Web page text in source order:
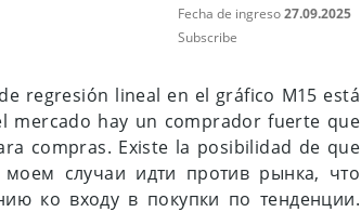
Fecha de ingreso27.09.2025
Subscribe
regresión lineal en el gráfico M15 está
mercado hay un comprador fuerte que
compras. Existe la posibilidad de que
случаи идти против рынка, что
ко входу в покупки по тенденции.